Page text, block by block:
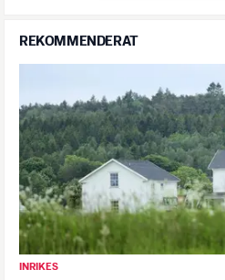
REKOMMENDERAT
INRIKES